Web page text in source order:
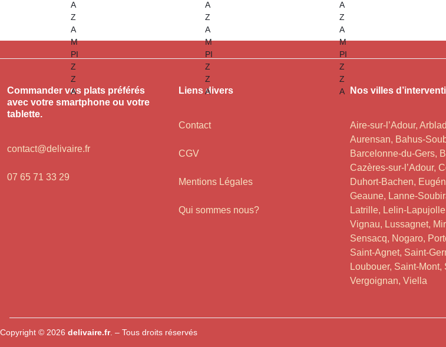
Commander vos plats préférés
avec votre smartphone ou votre
tablette.
contact@delivaire.fr
07 65 71 33 29
Liens divers
Contact
CGV
Mentions Légales
Qui sommes nous?
Nos villes
Aire-sur-l’Adour,
Aurensan, Bahus-
Barcelonne-du-Gers,
Cazères-sur-l’Adour,
Duhort-Bachen,
Geaune, Lanne-
Latrille, Lelin-
Vignau, Lussagnet,
Sensacq, Nogaro,
Saint-Agnet, Saint-
Loubouer, Saint-Mont,
Vergoignan, Viella
Copyright © 2026 delivaire.fr. – Tous droits réservés